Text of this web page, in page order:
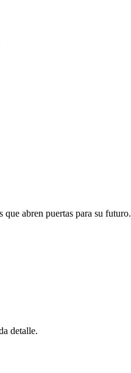
abren puertas para su futuro.
detalle.